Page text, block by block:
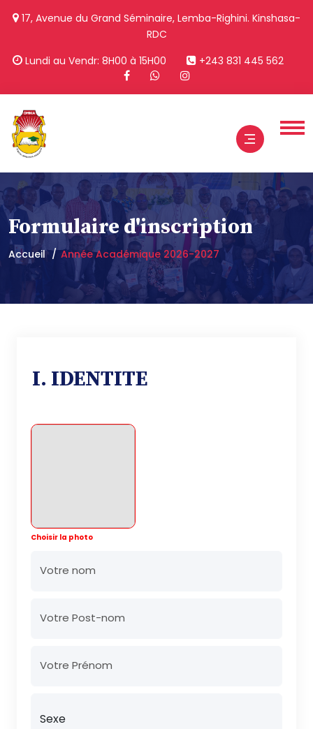
17, Avenue du Grand Séminaire, Lemba-Righini. Kinshasa-
RDC
Lundi au Vendr: 8H00 à 15H00
+243 831 445 562
Formulaire d'inscription
Accueil Année Académique 2026-2027
I. IDENTITE
Choisir la photo
Votre nom
Votre Post-nom
Votre Prénom